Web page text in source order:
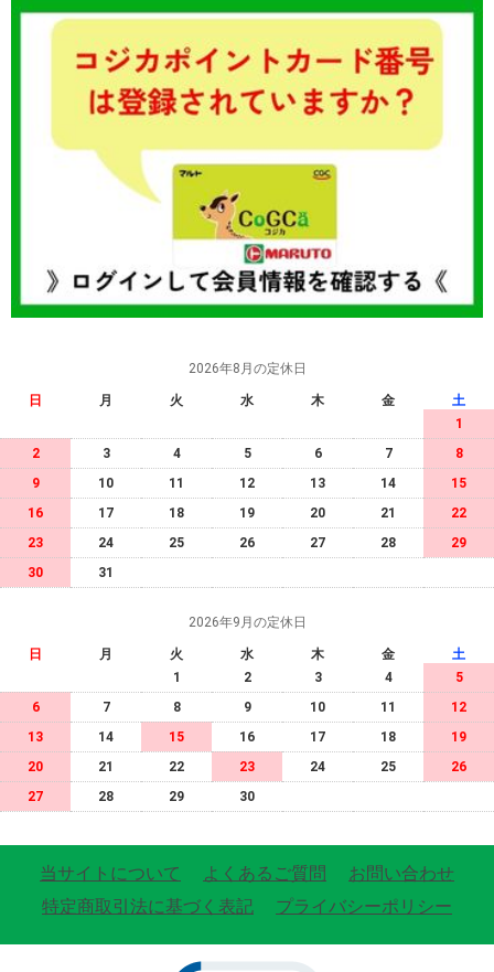
2026年8月の定休日
日 月 火 水 木 金
土
1
2
3 4 5 6 7
8
9
10 11 12 13 14
15
16
17 18 19 20 21
22
23
24 25 26 27 28
29
30
31
2026年9月の定休日
日 月 火 水 木 金
土
1
2 3 4
5
6
7 8 9 10 11
12
13
14 15 16 17 18
19
20
21 22 23 24 25
26
27
28 29 30
当サイトについて よくあるご質問
お問い合わせ
特定商取引法に基づく表記
プライバシーポリシー